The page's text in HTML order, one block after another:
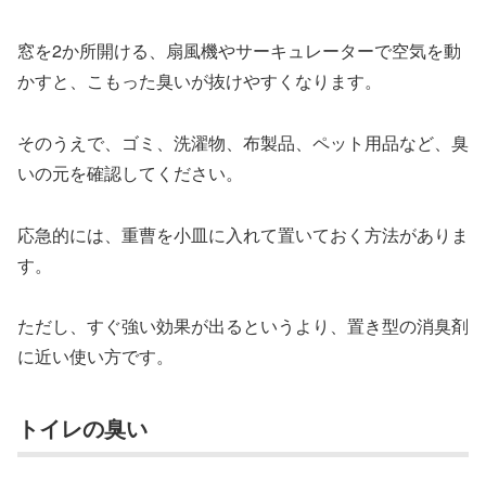
窓を2か所開ける、扇風機やサーキュレーターで空気を動
かすと、こもった臭いが抜けやすくなります。
そのうえで、ゴミ、洗濯物、布製品、ペット用品など、臭
いの元を確認してください。
応急的には、重曹を小皿に入れて置いておく方法がありま
す。
ただし、すぐ強い効果が出るというより、置き型の消臭剤
に近い使い方です。
トイレの臭い